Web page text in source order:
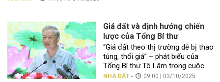
được Bộ Xây dựng nhắc đến
là Vingroup , đây là một trong
những tập đoàn […]
Giá đất và định hướng chiến
lược của Tổng Bí thư
“Giá đất theo thị trường dễ bị thao
túng, thổi giá” – phát biểu của
Tổng Bí thư Tô Lâm trong cuộc
tiếp xúc cử tri tại Hà Nội vừa qua
NHÀ ĐẤT - 09:00 | 03/10/2025